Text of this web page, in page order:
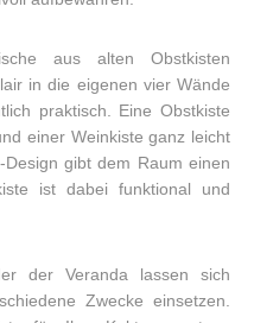
aus alten Obstkisten
in die eigenen vier Wände
praktisch. Eine Obstkiste
einer Weinkiste ganz leicht
gibt dem Raum einen
ist dabei funktional und
der Veranda lassen sich
Zwecke einsetzen.